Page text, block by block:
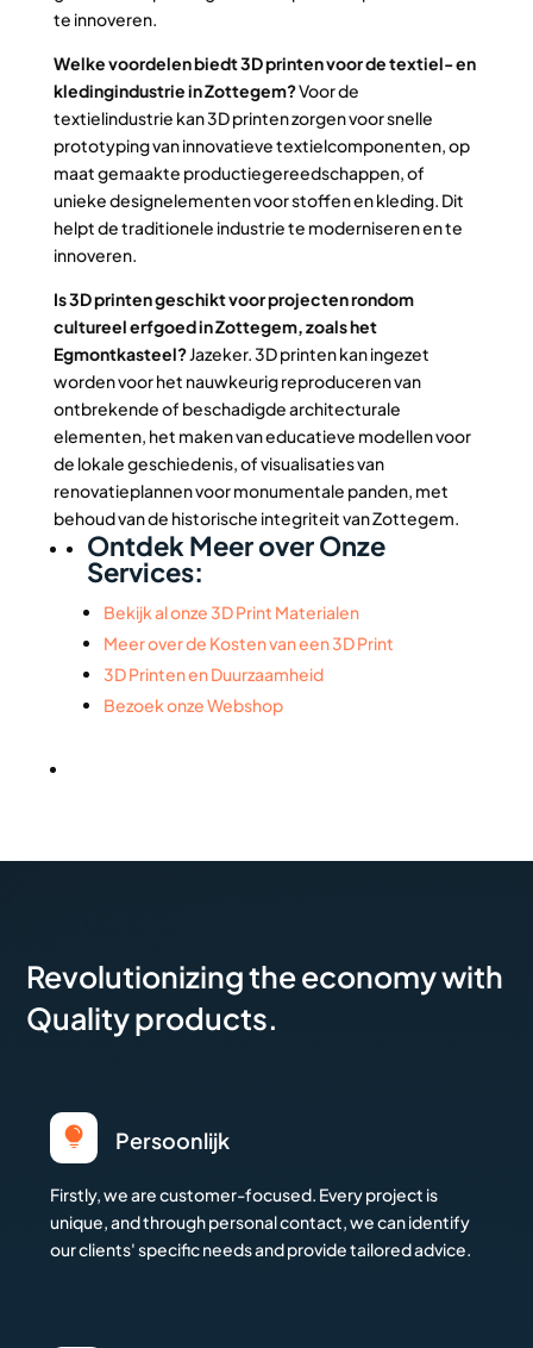
te innoveren.
Welke voordelen biedt 3D printen voor de textiel- en
kledingindustrie in Zottegem?Voor de
textielindustrie kan 3D printen zorgen voor snelle
prototyping van innovatieve textielcomponenten, op
maat gemaakte productiegereedschappen, of
unieke designelementen voor stoffen en kleding. Dit
helpt de traditionele industrie te moderniseren en te
innoveren.
Is 3D printen geschikt voor projecten rondom
cultureel erfgoed in Zottegem, zoals het
Egmontkasteel?Jazeker. 3D printen kan ingezet
worden voor het nauwkeurig reproduceren van
ontbrekende of beschadigde architecturale
elementen, het maken van educatieve modellen voor
de lokale geschiedenis, of visualisaties van
renovatieplannen voor monumentale panden, met
behoud van de historische integriteit van Zottegem.
Ontdek Meer over Onze
Services:
Bekijk al onze 3D Print Materialen
Meer over de Kosten van een 3D Print
3D Printen en Duurzaamheid
Bezoek onze Webshop
Revolutionizing the economy with
Quality products.
 Persoonlijk
Firstly, we are customer-focused. Every project is
unique, and through personal contact, we can identify
our clients' specific needs and provide tailored advice.